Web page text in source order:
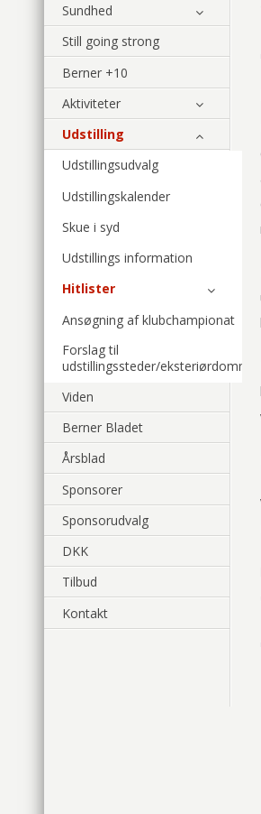
Sundhed
Still going strong
Berner +10
Aktiviteter
Udstilling
Udstillingsudvalg
Udstillingskalender
Skue i syd
Udstillings information
Hitlister
Ansøgning af klubchampionat
Forslag til
udstillingssteder/eksteriørdommer
Viden
Berner Bladet
Årsblad
Sponsorer
Sponsorudvalg
DKK
Tilbud
Kontakt